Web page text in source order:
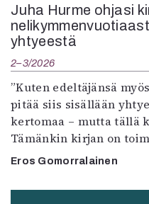
Juha Hurme ohjasi
yhtyeestä
2–3/2026
”Kuten edeltäjänsä
pitää siis sisällään
kertomaa – mutta tällä
Tämänkin kirjan on
Eros Gomorralainen